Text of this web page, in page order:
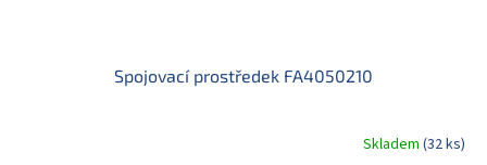
Spojovací prostředek FA4050210
Skladem (32 ks)